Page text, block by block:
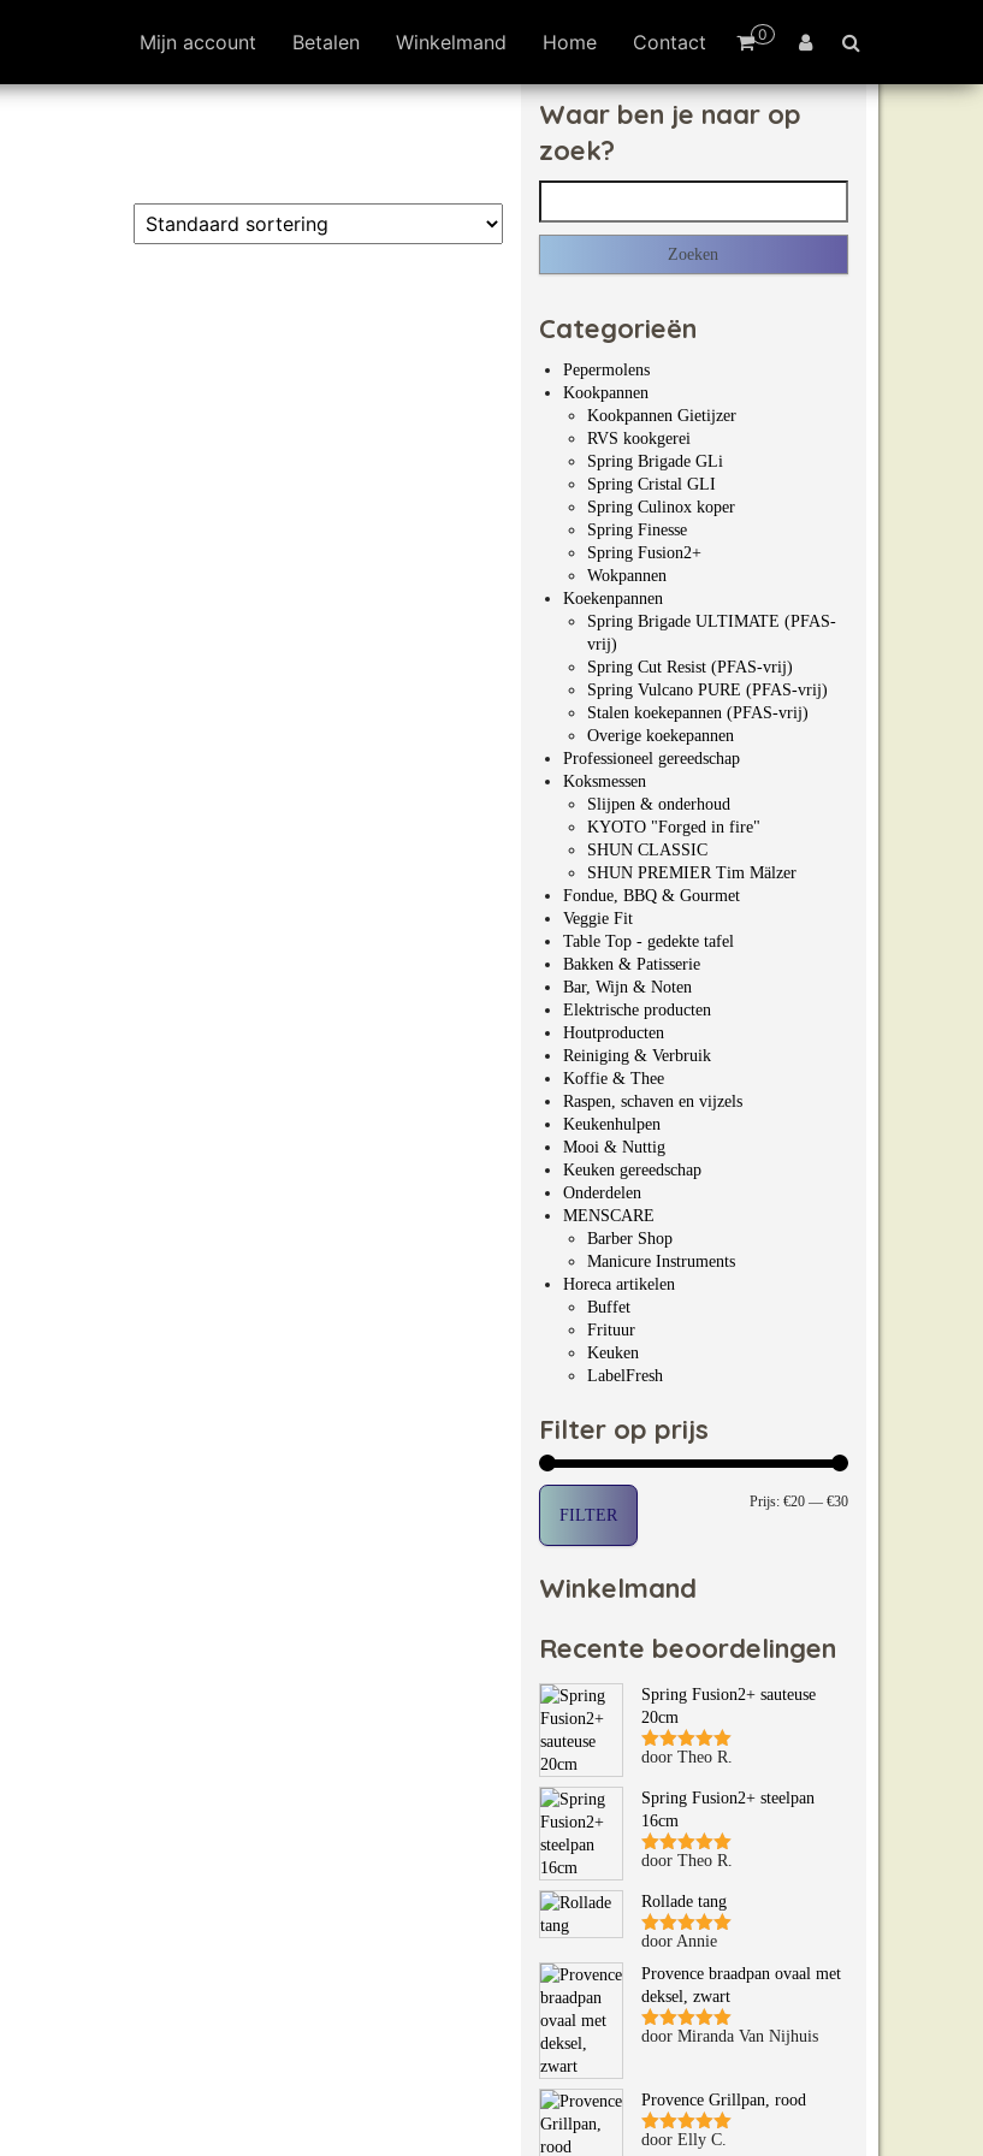
0
Mijn account Betalen Winkelmand Home Contact
Waar ben je naar op
zoek?
Zoeken naar:
Categorieën
Pepermolens
Kookpannen
Kookpannen Gietijzer
RVS kookgerei
Spring Brigade GLi
Spring Cristal GLI
Spring Culinox koper
Spring Finesse
Spring Fusion2+
Wokpannen
Koekenpannen
Spring Brigade ULTIMATE (PFAS-
vrij)
Spring Cut Resist (PFAS-vrij)
Spring Vulcano PURE (PFAS-vrij)
Stalen koekepannen (PFAS-vrij)
Overige koekepannen
Professioneel gereedschap
Koksmessen
Slijpen & onderhoud
KYOTO "Forged in fire"
SHUN CLASSIC
SHUN PREMIER Tim Mälzer
Fondue, BBQ & Gourmet
Veggie Fit
Table Top - gedekte tafel
Bakken & Patisserie
Bar, Wijn & Noten
Elektrische producten
Houtproducten
Reiniging & Verbruik
Koffie & Thee
Raspen, schaven en vijzels
Keukenhulpen
Mooi & Nuttig
Keuken gereedschap
Onderdelen
MENSCARE
Barber Shop
Manicure Instruments
Horeca artikelen
Buffet
Frituur
Keuken
LabelFresh
Filter op prijs
Min. prijs
Max. prijs
FILTER
Prijs: €20 — €30
Winkelmand
Recente beoordelingen
Spring Fusion2+ sauteuse
20cm
Gewaardeerd
door Theo R.
Spring Fusion2+ steelpan
16cm
Gewaardeerd
door Theo R.
Rollade tang
Gewaardeerd
5uit 5
door Annie
Provence braadpan ovaal met
deksel, zwart
Gewaardeerd
door Miranda Van Nijhuis
Provence Grillpan, rood
Gewaardeerd
door Elly C.